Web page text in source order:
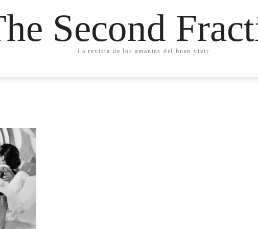
Second
La revista de los amantes del buen vivir